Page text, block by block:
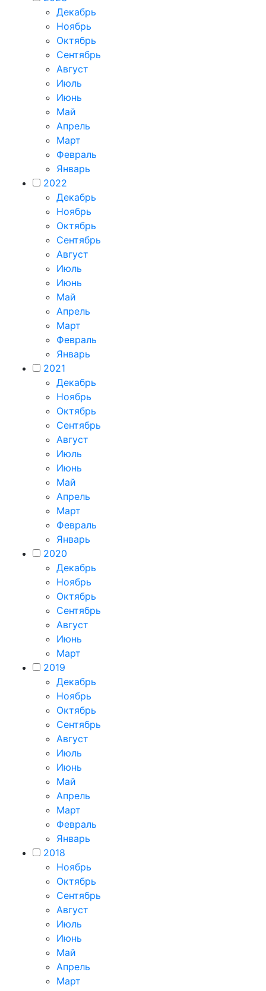
Декабрь
Ноябрь
Октябрь
Сентябрь
Август
Июль
Июнь
Май
Апрель
Март
Февраль
Январь
2022
Декабрь
Ноябрь
Октябрь
Сентябрь
Август
Июль
Июнь
Май
Апрель
Март
Февраль
Январь
2021
Декабрь
Ноябрь
Октябрь
Сентябрь
Август
Июль
Июнь
Май
Апрель
Март
Февраль
Январь
2020
Декабрь
Ноябрь
Октябрь
Сентябрь
Август
Июнь
Март
2019
Декабрь
Ноябрь
Октябрь
Сентябрь
Август
Июль
Июнь
Май
Апрель
Март
Февраль
Январь
2018
Ноябрь
Октябрь
Сентябрь
Август
Июль
Июнь
Май
Апрель
Март